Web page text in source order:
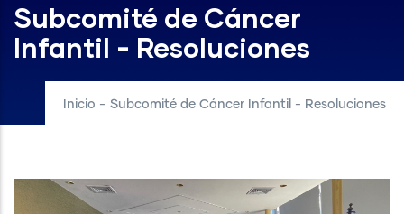
Subcomité de Cáncer
Infantil - Resoluciones
Inicio - Subcomité de Cáncer Infantil - Resoluciones